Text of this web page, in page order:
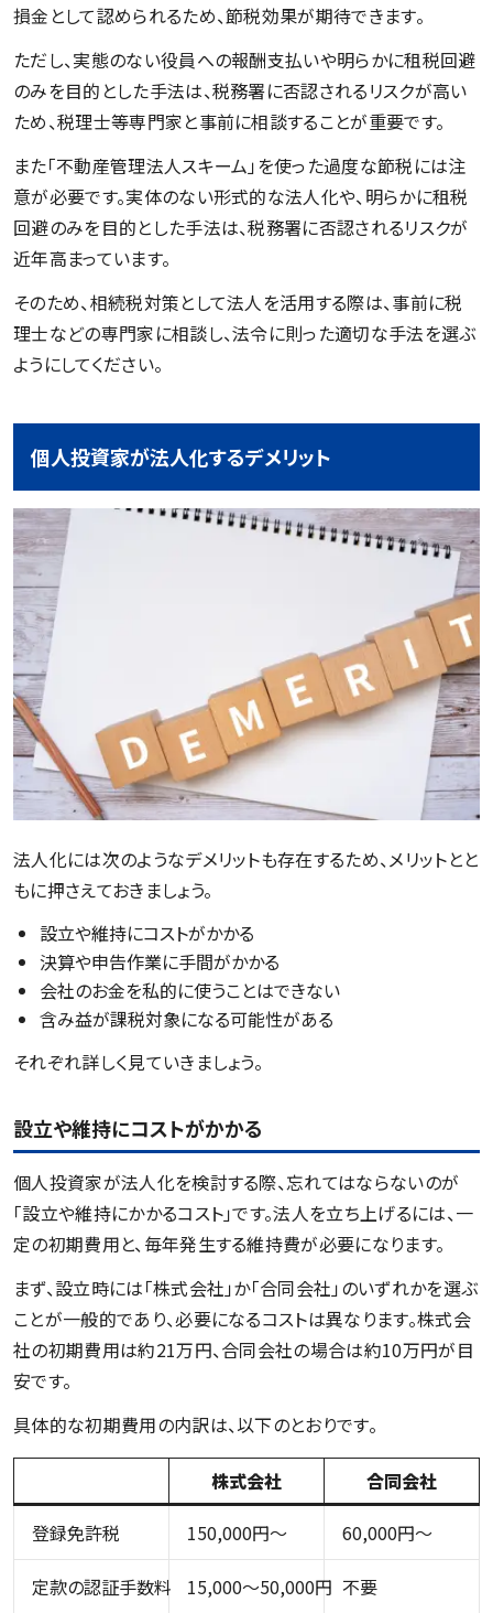
損金として認められるため、節税効果が期待できます。
ただし、実態のない役員への報酬支払いや明らかに租税回避
のみを目的とした手法は、税務署に否認されるリスクが高い
ため、税理士等専門家と事前に相談することが重要です。
また「不動産管理法人スキーム」を使った過度な節税には注
意が必要です。実体のない形式的な法人化や、明らかに租税
回避のみを目的とした手法は、税務署に否認されるリスクが
近年高まっています。
そのため、相続税対策として法人を活用する際は、事前に税
理士などの専門家に相談し、法令に則った適切な手法を選ぶ
ようにしてください。
個人投資家が法人化するデメリット
法人化には次のようなデメリットも存在するため、メリットとと
もに押さえておきましょう。
設立や維持にコストがかかる
決算や申告作業に手間がかかる
会社のお金を私的に使うことはできない
含み益が課税対象になる可能性がある
それぞれ詳しく見ていきましょう。
設立や維持にコストがかかる
個人投資家が法人化を検討する際、忘れてはならないのが
「設立や維持にかかるコスト」です。法人を立ち上げるには、一
定の初期費用と、毎年発生する維持費が必要になります。
まず、設立時には「株式会社」か「合同会社」のいずれかを選ぶ
ことが一般的であり、必要になるコストは異なります。株式会
社の初期費用は約21万円、合同会社の場合は約10万円が目
安です。
具体的な初期費用の内訳は、以下のとおりです。
株式会社
合同会社
登録免許税
150,000円～ 60,000円～
定款の認証手数料 15,000〜50,000円 不要